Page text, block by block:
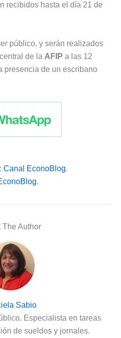
recibidos hasta el día 21 de
público, y serán realizados
de la AFIP a las 12
presencia de un escribano
Canal EconoBlog.
.
The Author
Sabio
Especialista en tareas
de sueldos y jornales.